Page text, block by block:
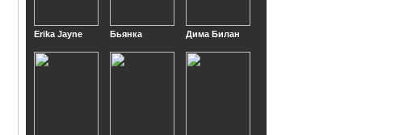
Erika Jayne Бьянка Дима Билан